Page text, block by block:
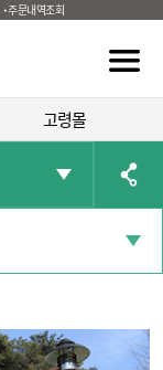
주문내역조회
고령몰